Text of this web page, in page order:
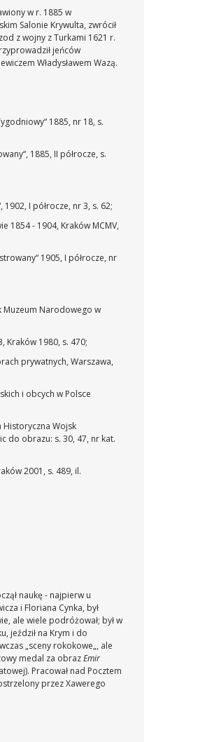
w r. 1885 w
Salonie Krywulta, zwrócił
z wojny z Turkami 1621 r.
jeńców
Władysławem Wazą.
1885, nr 18, s.
1885, II półrocze, s.
1902, I półrocze, nr 3, s. 62;
1854 - 1904, Kraków MCMV,
1905, I półrocze, nr
Muzeum Narodowego w
Kraków 1980, s. 470;
prywatnych, Warszawa,
i obcych w Polsce
Historyczna Wojsk
do obrazu: s. 30, 47, nr kat.
2001, s. 489, il.
naukę - najpierw u
i Floriana Cynka, był
ale wiele podróżował; był w
jeździł na Krym i do
„sceny rokokowe„, ale
medal za obrazEmir
Pracował nad Pocztem
przez Xawerego